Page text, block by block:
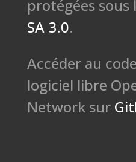
protégées sous
SA 3.0.
Accéder au
logiciel libre
Network sur